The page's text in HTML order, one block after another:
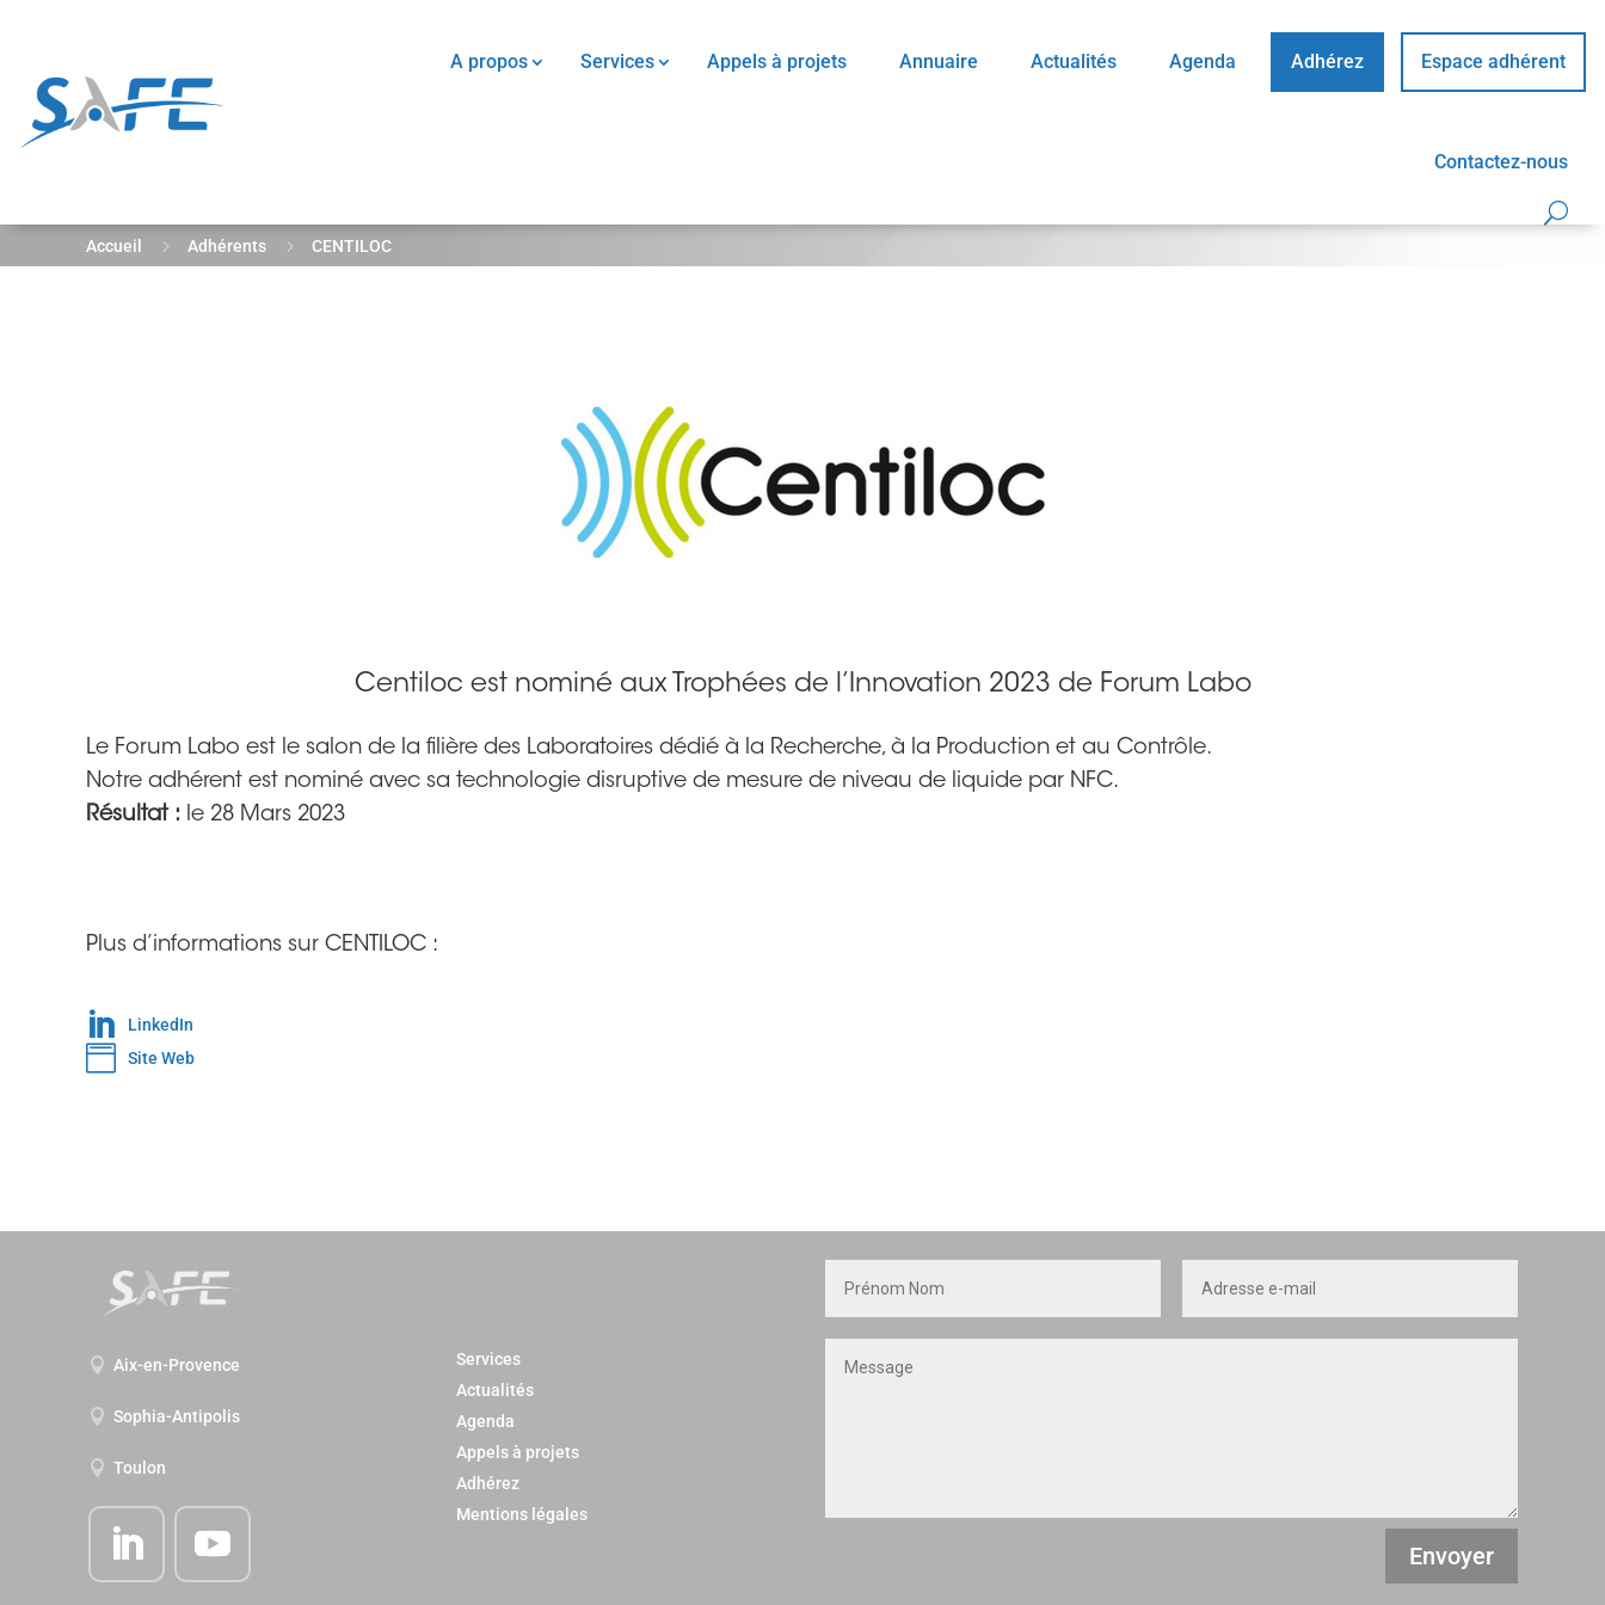
A propos Services Appels à projets Annuaire Actualités Agenda Adhérez Espace adhérent
Contactez-nous
Accueil 5 Adhérents 5 CENTILOC
Centiloc est nominé aux Trophées de l’Innovation 2023 de Forum Labo
Le Forum Labo est le salon de la filière des Laboratoires dédié à la Recherche, à la Production et au Contrôle.
Notre adhérent est nominé avec sa technologie disruptive de mesure de niveau de liquide par NFC.
Résultat : le 28 Mars 2023
Plus d’informations sur CENTILOC :
 LinkedIn
 Site Web
 Aix-en-Provence
 Sophia-Antipolis
 Toulon
Services
Actualités
Agenda
Appels à projets
Adhérez
Mentions légales
Envoyer